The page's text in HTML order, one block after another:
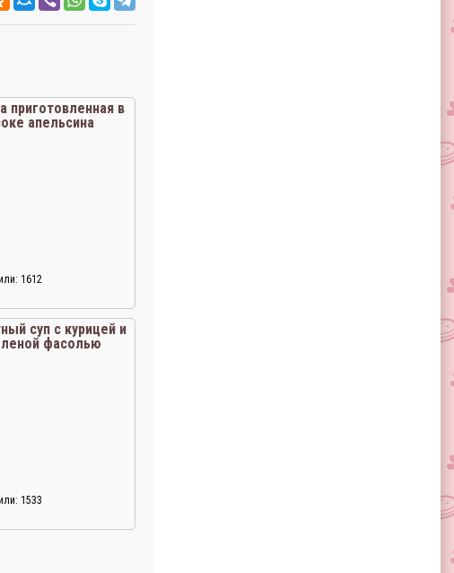
приготовленная в
апельсина
1612
суп с курицей и
фасолью
1533